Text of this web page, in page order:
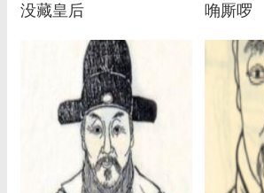
没藏皇后 唃厮啰